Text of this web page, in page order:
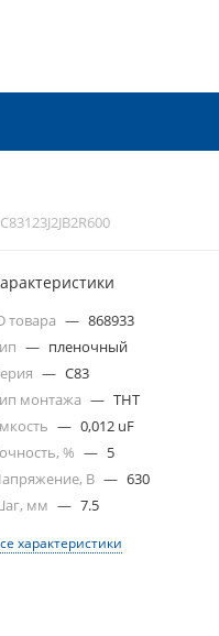
C83123J2JB2R600
товара — 868933
— пленочный
— C83
монтажа — THT
— 0,012 uF
% — 5
В — 630
мм — 7.5
характеристики